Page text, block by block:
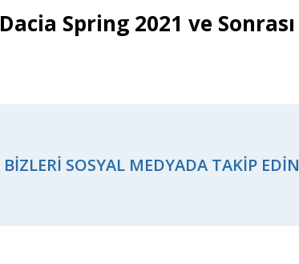
Dacia Spring 2021 ve
BIZLERI SOSYAL MEDYADA TAKIP